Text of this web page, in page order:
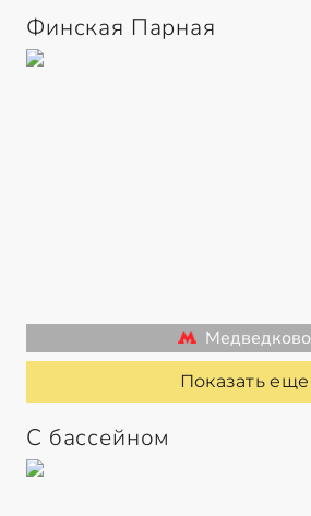
Финская Парная
Медведково
Показать еще
С бассейном